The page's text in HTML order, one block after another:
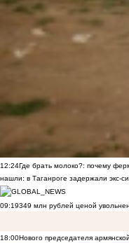
12:24Где брать молоко?: почему
нашли: в Таганроге задержали экс-
09:19349 млн рублей ценой
18:00Нового председателя